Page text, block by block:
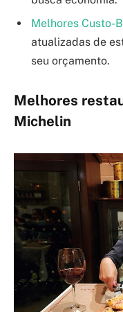
Melhores Custo-
atualizadas de
seu orçamento.
Melhores
Michelin